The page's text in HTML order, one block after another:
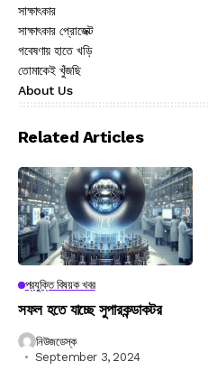
সাক্ষাৎকার
সাক্ষাৎকার প্রোজেক্ট
গবেষণায় হাতে খড়ি
তোমাকেই খুঁজছি
About Us
Related Articles
প্রযুক্তি বিষয়ক খবর
সফল হতে যাচ্ছে সুপারকন্ডাকটর
নিউজডেস্ক
September 3, 2024